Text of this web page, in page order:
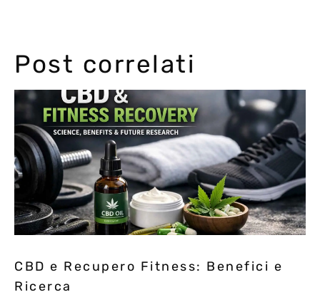
Post correlati
CBD e Recupero Fitness: Benefici e
Ricerca